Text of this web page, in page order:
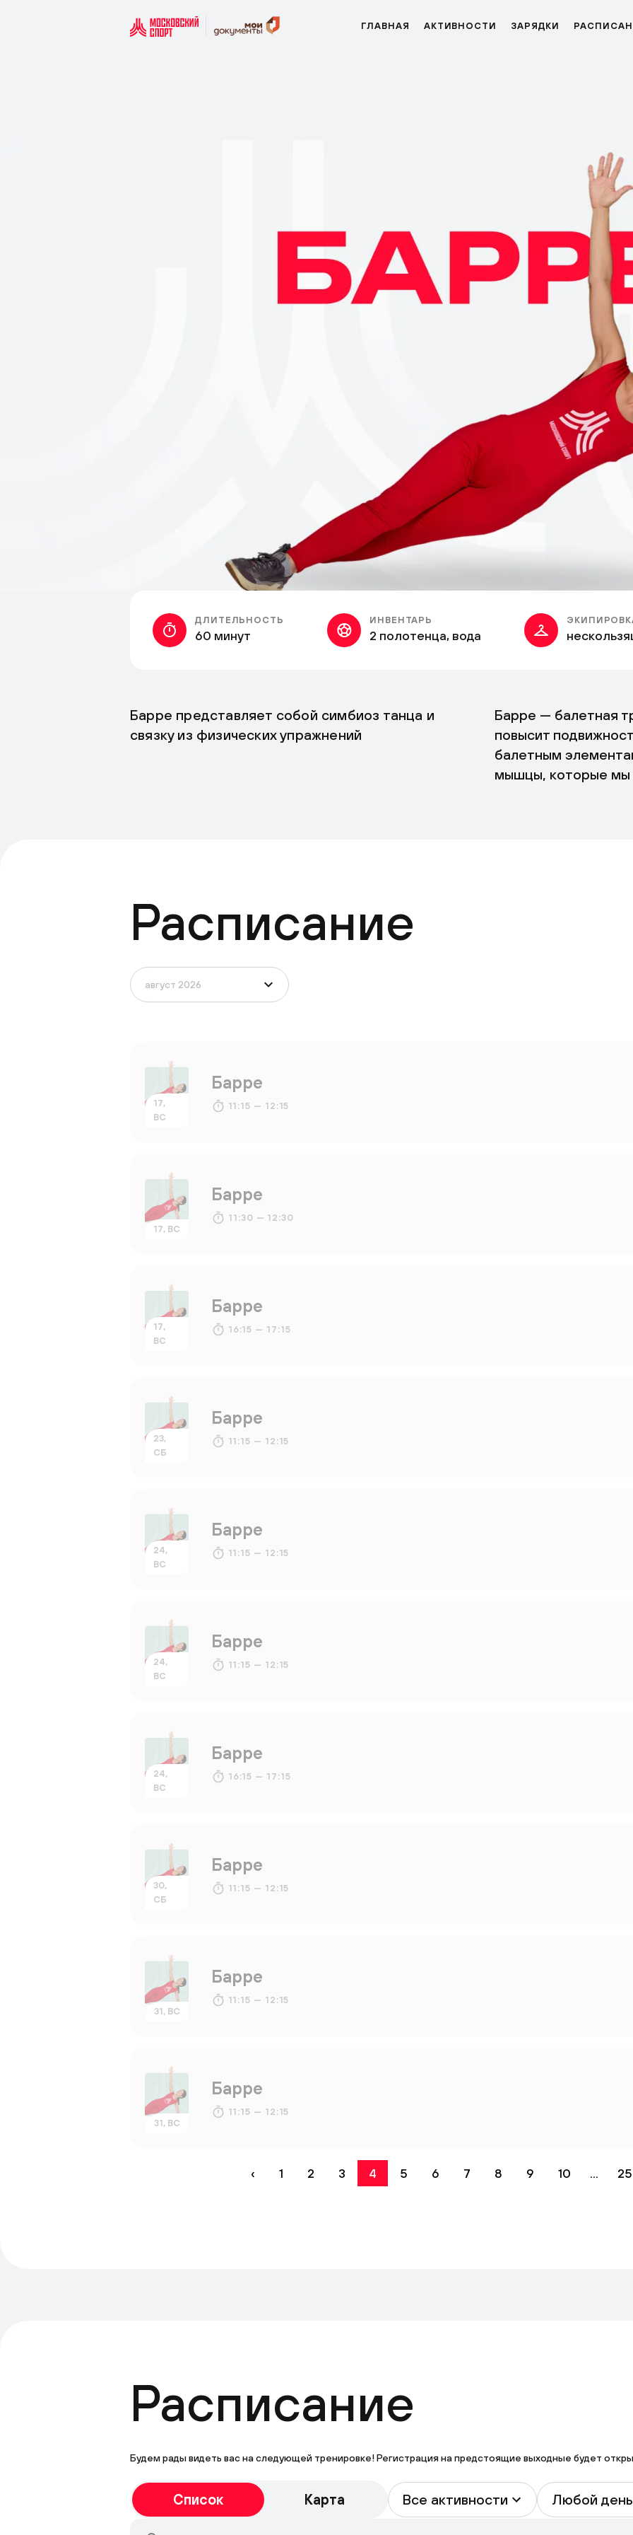
ГЛАВНАЯ АКТИВНОСТИ ЗАРЯДКИ
ДЛИТЕЛЬНОСТЬ
60 минут
ИНВЕНТАРЬ
2 полотенца, вода
Барре представляет собой симбиоз танца и
связку из физических упражнений
Барре — балетная
повысит
балетным
мышцы, которые мы
Расписание
17,
ВС
Барре
11:15 — 12:15
17, ВС
Барре
11:30 — 12:30
17,
ВС
Барре
16:15 — 17:15
23,
СБ
Барре
11:15 — 12:15
24,
ВС
Барре
11:15 — 12:15
24,
ВС
Барре
11:15 — 12:15
24,
ВС
Барре
16:15 — 17:15
30,
СБ
Барре
11:15 — 12:15
31, ВС
Барре
11:15 — 12:15
31, ВС
Барре
11:15 — 12:15
‹ 1 2 3 4 5 6 7 8 9 10 ... 25
Расписание
Будем рады видеть вас на следующей тренировке! Регистрация на предстоящие выходные будет
Список Карта Все активности Любой день